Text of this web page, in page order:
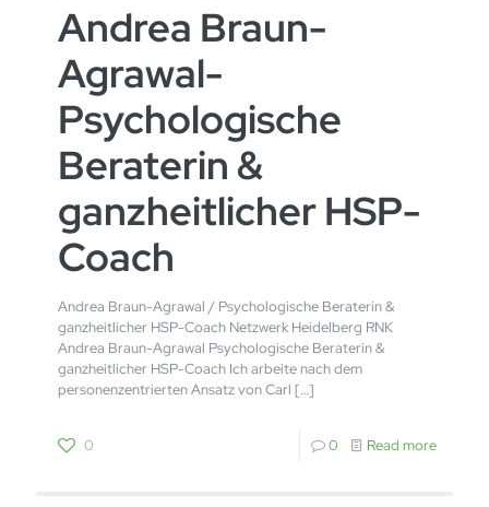
Andrea Braun-
Agrawal-
Psychologische
Beraterin &
ganzheitlicher HSP-
Coach
Andrea Braun-Agrawal / Psychologische Beraterin &
ganzheitlicher HSP-Coach Netzwerk Heidelberg RNK
Andrea Braun-Agrawal Psychologische Beraterin &
ganzheitlicher HSP-Coach Ich arbeite nach dem
personenzentrierten Ansatz von Carl […]
0 0 Read more